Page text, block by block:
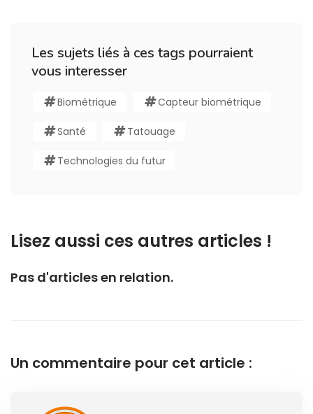
Les sujets liés à ces tags pourraient
vous interesser
Biométrique Capteur biométrique
Santé Tatouage
Technologies du futur
Lisez aussi ces autres articles !
Pas d'articles en relation.
Un commentaire pour cet article :